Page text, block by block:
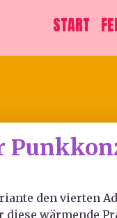
START
den vierten
diese wärmende